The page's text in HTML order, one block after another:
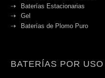
Baterías Estacionarias
Gel
Baterías de Plomo Puro
BATERÍAS POR USO